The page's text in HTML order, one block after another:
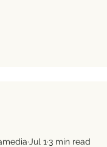
Jul 1 3 min read